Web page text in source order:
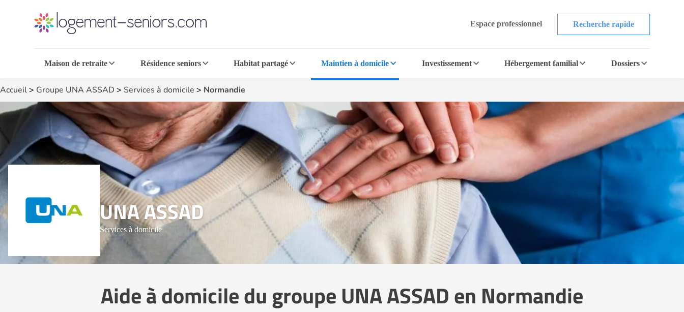
Espace professionnel Recherche rapide
Maison de retraite Résidence seniors Habitat partagé Maintien à domicile Investissement Hébergement familial Dossiers
Accueil> Groupe UNA ASSAD > Services à domicile > Normandie
UNA ASSAD
Services à domicile
Aide à domicile du groupe UNA ASSAD en Normandie